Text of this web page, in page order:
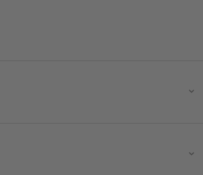
preferiti